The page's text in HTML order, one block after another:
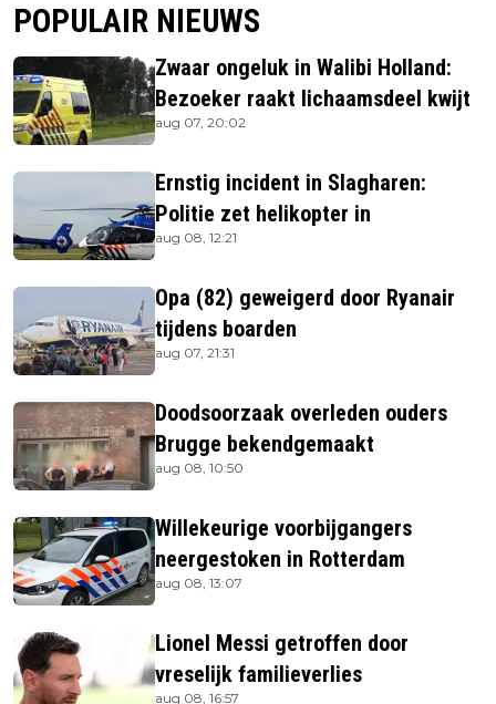
POPULAIR NIEUWS
Zwaar ongeluk in Walibi Holland:
Bezoeker raakt lichaamsdeel kwijt
aug 07, 20:02
Ernstig incident in Slagharen:
Politie zet helikopter in
aug 08, 12:21
Opa (82) geweigerd door Ryanair
tijdens boarden
aug 07, 21:31
Doodsoorzaak overleden ouders
Brugge bekendgemaakt
aug 08, 10:50
Willekeurige voorbijgangers
neergestoken in Rotterdam
aug 08, 13:07
Lionel Messi getroffen door
vreselijk familieverlies
aug 08, 16:57